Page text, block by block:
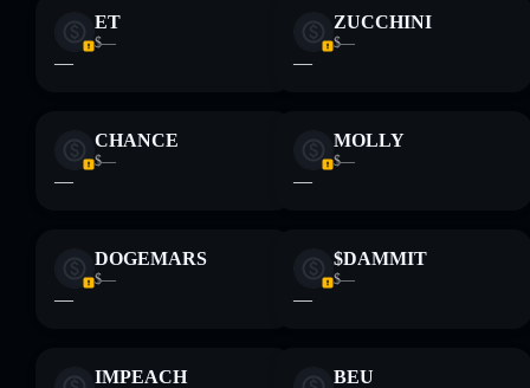
formativi e non costituiscono una consulenza finanziaria.
Informati sempre autonomamente. Dati forniti da
rugcheck.xyz.
ET
$—
—
ZUCCHINI
$—
—
CHANCE
$—
—
MOLLY
$—
—
DOGEMARS
$—
—
$DAMMIT
$—
—
IMPEACH BEU